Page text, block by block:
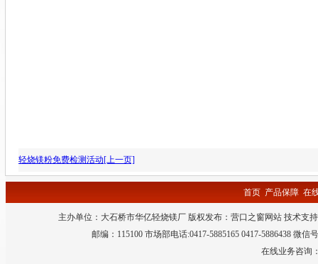
轻烧镁粉免费检测活动[上一页]
首页 产品保障 在
主办单位：大石桥市华亿轻烧镁厂 版权发布： 营口之窗网站 技术支
邮编：115100 市场部电话:0417-5885165 0417-5886438 微
在线业务咨询